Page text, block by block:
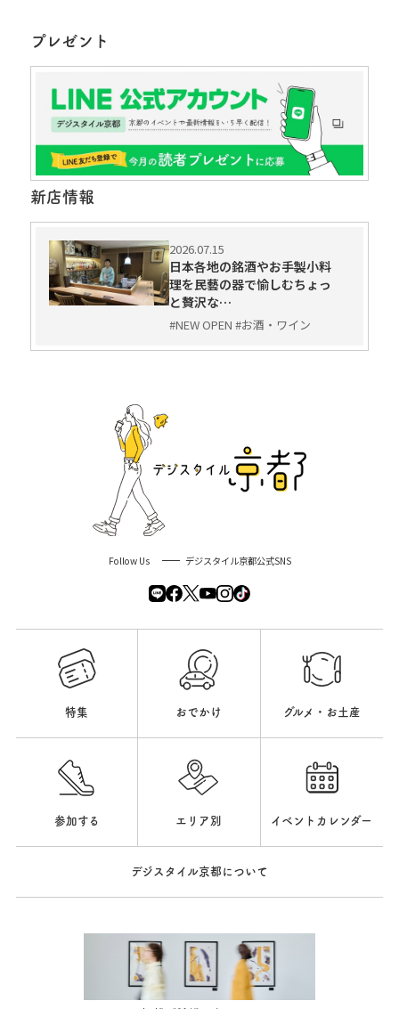
プレゼント
新店情報
2026.07.15
日本各地の銘酒やお手製小料
理を民藝の器で愉しむちょっ
と贅沢な…
#NEW OPEN #お酒・ワイン
Follow Us デジスタイル京都公式SNS
特集 おでかけ グルメ・お土産
参加する エリア別 イベントカレンダー
デジスタイル京都について